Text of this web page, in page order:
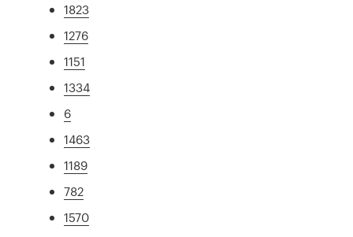
1823
1276
1151
1334
6
1463
1189
782
1570